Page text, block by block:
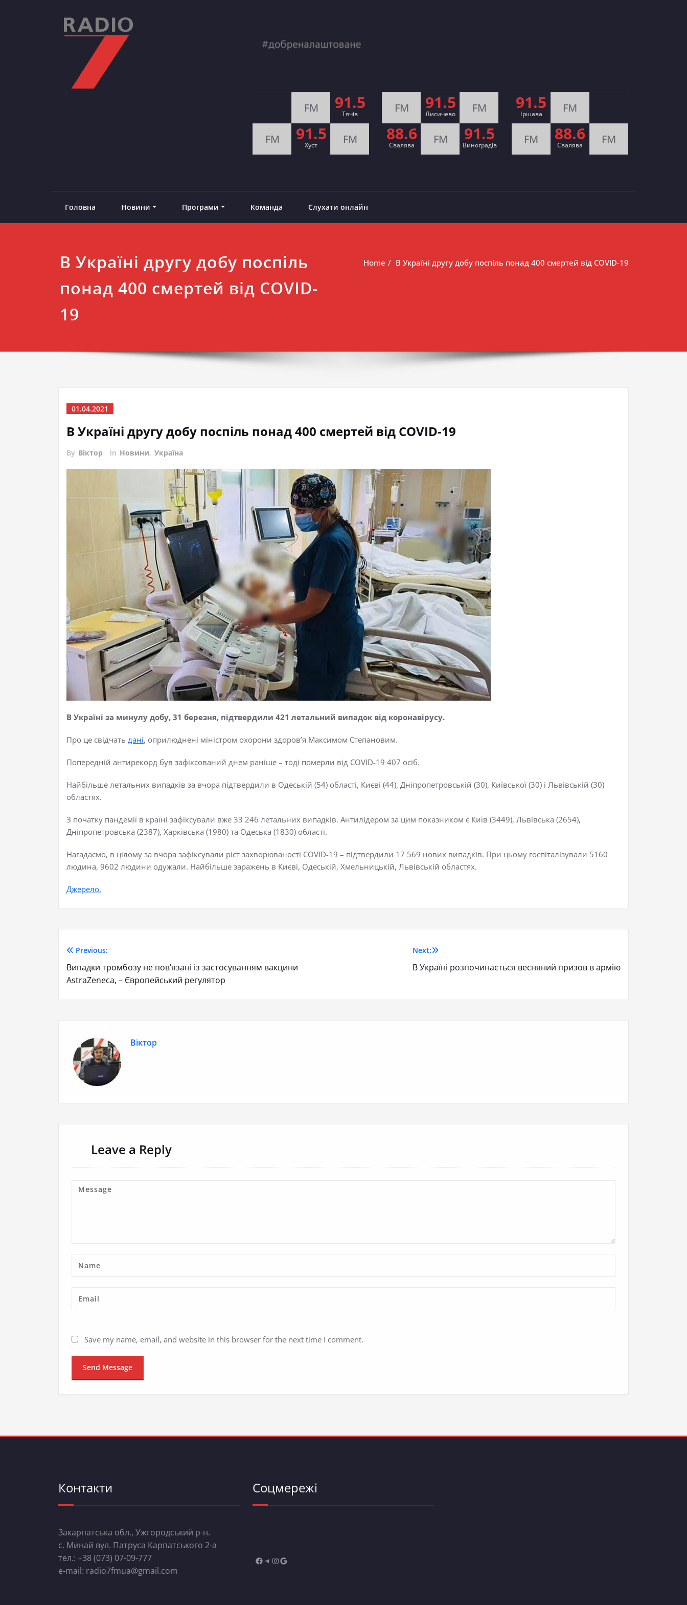
FM 91.5
Тячів
FM 91.5
Хуст FM
FM 91.5
Лисичево FM
88.6
Свалява FM 91.5
Виноградів
91.5
Іршава FM
FM 88.6
Cвалява FM
Головна Новини Програми Команда Слухати онлайн
В Україні другу добу поспіль
понад 400 смертей від COVID-
19
Home В Україні другу добу поспіль понад 400 смертей від COVID-19
01.04.2021
В Україні другу добу поспіль понад 400 смертей від COVID-19
By Віктор in Новини, Україна
В Україні за минулу добу, 31 березня, підтвердили 421 летальний випадок від коронавірусу.
Про це свідчать дані, оприлюднені міністром охорони здоров’я Максимом Степановим.
Попередній антирекорд був зафіксований днем раніше – тоді померли від COVID-19 407 осіб.
Найбільше летальних випадків за вчора підтвердили в Одеській (54) області, Києві (44), Дніпропетровській (30), Київської (30) і Львівській (30)
областях.
З початку пандемії в країні зафіксували вже 33 246 летальних випадків. Антилідером за цим показником є Київ (3449), Львівська (2654),
Дніпропетровська (2387), Харківська (1980) та Одеська (1830) області.
Нагадаємо, в цілому за вчора зафіксували ріст захворюваності COVID-19 – підтвердили 17 569 нових випадків. При цьому госпіталізували 5160
людина, 9602 людини одужали. Найбільше заражень в Києві, Одеській, Хмельницькій, Львівській областях.
Джерело.
Previous:
Випадки тромбозу не пов’язані із застосуванням вакцини
AstraZeneca, – Європейський регулятор
Next:
В Україні розпочинається весняний призов в армію
Віктор
Leave a Reply
Save my name, email, and website in this browser for the next time I comment.
Контакти
Закарпатська обл., Ужгородський р-н.
с. Минай вул. Патруса Карпатського 2-а
тел.: +38 (073) 07-09-777
e-mail: radio7fmua@gmail.com
Соцмережі